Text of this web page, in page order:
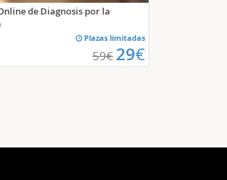
de Diagnosis por la
Plazas limitadas
59€ 29€